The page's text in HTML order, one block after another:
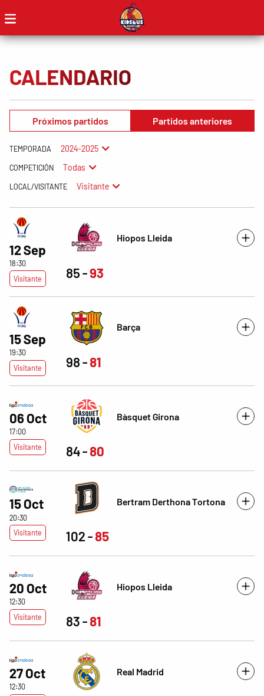
CALENDARIO
Próximos partidos Partidos anteriores
TEMPORADA 2024-2025
COMPETICIÓN Todas
LOCAL/VISITANTE Visitante
12 Sep
18:30
Visitante
Hiopos Lleida
85 93
15 Sep
19:30
Visitante
Barça
98 81
06 Oct
17:00
Visitante
Bàsquet Girona
84 80
15 Oct
20:30
Visitante
Bertram Derthona Tortona
102 85
20 Oct
12:30
Visitante
Hiopos Lleida
83 81
27 Oct
12:30
Real Madrid